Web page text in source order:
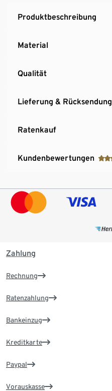
Produktbeschreibung
Material
Qualität
Lieferung & Rücksendung
Ratenkauf
Kundenbewertungen
Zahlung
Rechnung
Ratenzahlung
Bankeinzug
Kreditkarte
Paypal
Vorauskasse